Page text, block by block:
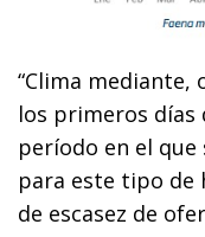
“Clima mediante,
los primeros días
período en el
para este tipo de
de escasez de